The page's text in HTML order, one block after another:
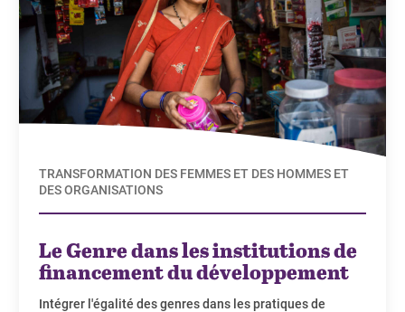
TRANSFORMATION DES FEMMES ET DES HOMMES ET
DES ORGANISATIONS
Le Genre dans les institutions de
financement du développement
Intégrer l'égalité des genres dans les pratiques de